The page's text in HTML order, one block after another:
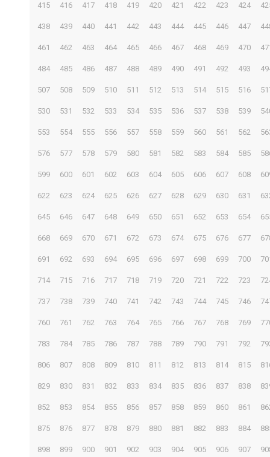
415 416 417 418 419 420 421 422 423 424
438 439 440 441 442 443 444 445 446 447
461 462 463 464 465 466 467 468 469 470
484 485 486 487 488 489 490 491 492 493
507 508 509 510 511 512 513 514 515 516
530 531 532 533 534 535 536 537 538 539
553 554 555 556 557 558 559 560 561 562
576 577 578 579 580 581 582 583 584 585
599 600 601 602 603 604 605 606 607 608
622 623 624 625 626 627 628 629 630 631
645 646 647 648 649 650 651 652 653 654
668 669 670 671 672 673 674 675 676 677
691 692 693 694 695 696 697 698 699 700
714 715 716 717 718 719 720 721 722 723
737 738 739 740 741 742 743 744 745 746
760 761 762 763 764 765 766 767 768 769
783 784 785 786 787 788 789 790 791 792
806 807 808 809 810 811 812 813 814 815
829 830 831 832 833 834 835 836 837 838
852 853 854 855 856 857 858 859 860 861
875 876 877 878 879 880 881 882 883 884
898 899 900 901 902 903 904 905 906 907